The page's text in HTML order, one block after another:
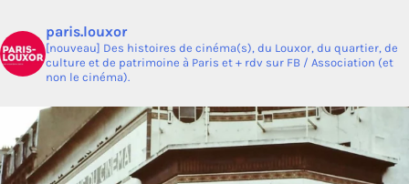
paris.louxor
[nouveau] Des histoires de cinéma(s), du Louxor, du quartier, de
culture et de patrimoine à Paris et + rdv sur FB / Association (et
non le cinéma).